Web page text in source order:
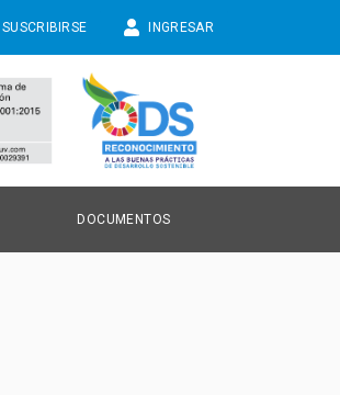
SUSCRIBIRSE INGRESAR
DOCUMENTOS